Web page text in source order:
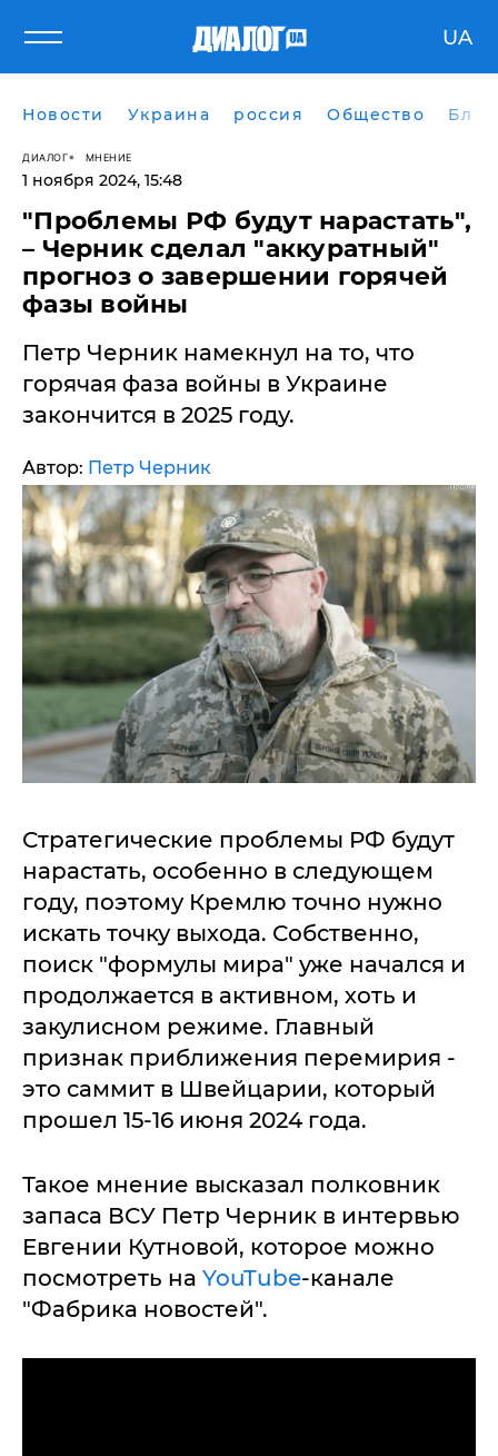
UA
Новости Украина россия Общество
ДИАЛОГ МНЕНИЕ
1 ноября 2024, 15:48
"Проблемы РФ будут нарастать",
– Черник сделал "аккуратный"
прогноз о завершении горячей
фазы войны
Петр Черник намекнул на то, что
горячая фаза войны в Украине
закончится в 2025 году.
Автор: Петр Черник
Стратегические проблемы РФ будут
нарастать, особенно в следующем
году, поэтому Кремлю точно нужно
искать точку выхода. Собственно,
поиск "формулы мира" уже начался и
продолжается в активном, хоть и
закулисном режиме. Главный
признак приближения перемирия -
это саммит в Швейцарии, который
прошел 15-16 июня 2024 года.
Такое мнение высказал полковник
запаса ВСУ Петр Черник в интервью
Евгении Кутновой, которое можно
посмотреть на YouTube-канале
"Фабрика новостей".